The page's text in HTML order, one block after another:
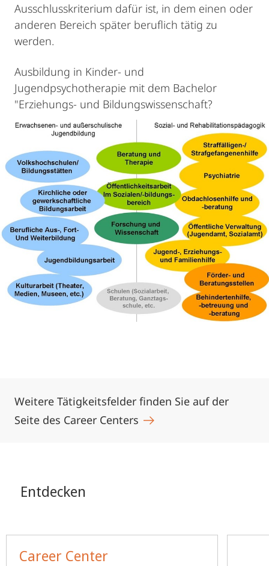
Ausschlusskriterium dafür ist, in dem einen oder
anderen Bereich später beruflich tätig zu
werden.
Ausbildung in Kinder- und
Jugendpsychotherapie mit dem Bachelor
"Erziehungs- und Bildungswissenschaft?
Weitere Tätigkeitsfelder finden Sie auf der
Seite des Career Centers
Entdecken
Career Center